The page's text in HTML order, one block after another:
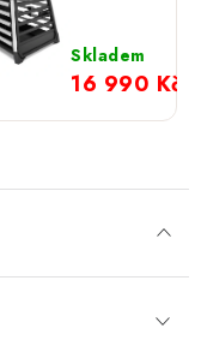
Skladem
16 990 Kč